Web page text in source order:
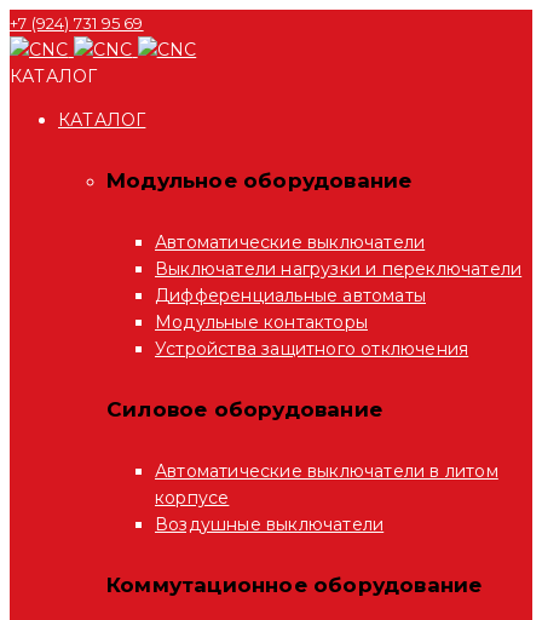
+7 (924) 731 95 69
КАТАЛОГ
КАТАЛОГ
Модульное оборудование
Автоматические выключатели
Выключатели нагрузки и переключатели
Дифференциальные автоматы
Модульные контакторы
Устройства защитного отключения
Силовое оборудование
Автоматические выключатели в литом
корпусе
Воздушные выключатели
Коммутационное оборудование